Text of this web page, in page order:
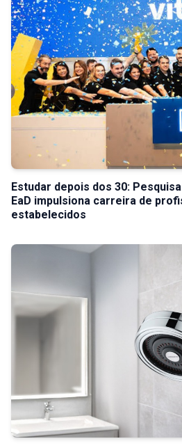
Estudar depois dos 30:
EaD impulsiona carreira de
estabelecidos